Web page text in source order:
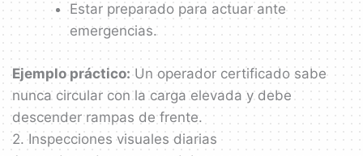
Estar preparado para actuar ante
emergencias.
Ejemplo práctico: Un operador certificado sabe
nunca circular con la carga elevada y debe
descender rampas de frente.
2. Inspecciones visuales diarias